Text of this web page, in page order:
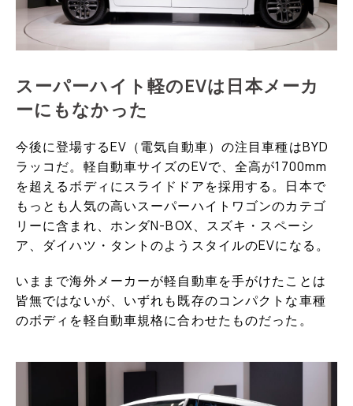
スーパーハイト軽のEVは日本メーカ
ーにもなかった
今後に登場するEV（電気自動車）の注目車種はBYD
ラッコだ。軽自動車サイズのEVで、全高が1700mm
を超えるボディにスライドドアを採用する。日本で
もっとも人気の高いスーパーハイトワゴンのカテゴ
リーに含まれ、ホンダN-BOX、スズキ・スペーシ
ア、ダイハツ・タントのようスタイルのEVになる。
いままで海外メーカーが軽自動車を手がけたことは
皆無ではないが、いずれも既存のコンパクトな車種
のボディを軽自動車規格に合わせたものだった。